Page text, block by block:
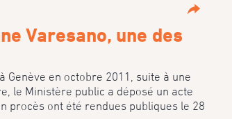
Partage
Varesano, une des
en octobre 2011, suite à une
le Ministère public a déposé un acte
procès ont été rendues publiques le 28